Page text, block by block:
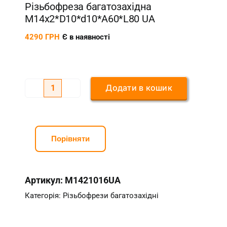
Різьбофреза багатозахідна
M14х2*D10*d10*A60*L80 UA
4290 ГРН Є в наявності
UA
кількість
Додати в кошик
Порівняти
Артикул: M1421016UA
Категорія: Різьбофрези багатозахідні